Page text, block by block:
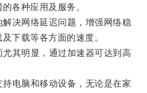
各种应用及服务。
决网络延迟问题，增强网络稳
下载等各方面的速度。
其明显，通过加速器可达到高
电脑和移动设备，无论是在家